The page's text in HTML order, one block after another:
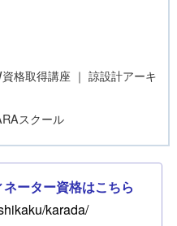
格取得講座 ｜ 諒設計アーキ
スクール
ーター資格はこちら
karada/